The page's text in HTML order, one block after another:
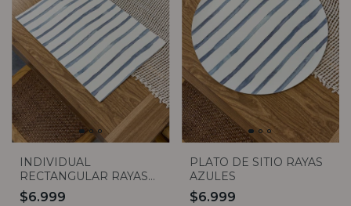
INDIVIDUAL
RECTANGULAR RAYAS
AZULES
$6.999
PLATO DE SITIO RAYAS
AZULES
$6.999